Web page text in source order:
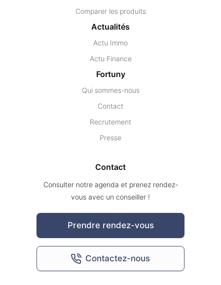
Comparer les produits
Actualités
Actu Immo
Actu Finance
Fortuny
Qui sommes-nous
Contact
Recrutement
Presse
Contact
Consulter notre agenda et prenez rendez-
vous avec un conseiller !
Prendre rendez-vous
Contactez-nous